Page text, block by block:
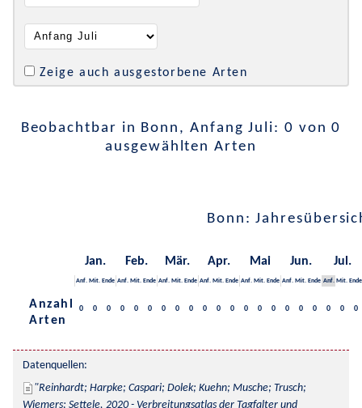
Zeige auch ausgestorbene Arten
Beobachtbar in Bonn, Anfang Juli: 0 von 0
ausgewählten Arten
Bonn:
Jan. Feb. Mär. Apr. Mai Jun. Jul.
Anf. Mit. Ende Anf. Mit. Ende Anf. Mit. Ende Anf. Mit. Ende Anf. Mit. Ende Anf. Mit. Ende Anf. Mit. Ende
Anzahl
Arten
0 0 0 0 0 0 0 0 0 0 0 0 0 0 0 0 0 0 0 0 0
Datenquellen:
Reinhardt; Harpke; Caspari; Dolek; Kuehn; Musche; Trusch;
Wiemers; Settele, 2020 - Verbreitungsatlas der Tagfalter und